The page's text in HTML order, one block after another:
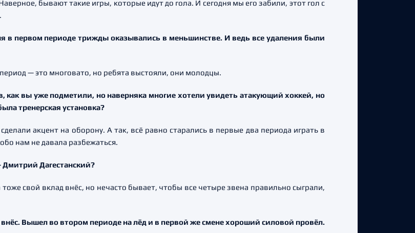
бывают такие игры, которые идут до гола. И сегодня мы его забили, этот гол с
в первом периоде трижды оказывались в меньшинстве. И ведь все удаления были
— это многовато, но ребята выстояли, они молодцы.
как вы уже подметили, но наверняка многие хотели увидеть атакующий хоккей, но
тренерская установка?
акцент на оборону. А так, всё равно старались в первые два периода играть в
нам не давала разбежаться.
Дмитрий Дагестанский?
свой вклад внёс, но нечасто бывает, чтобы все четыре звена правильно сыграли,
Вышел во втором периоде на лёд и в первой же смене хороший силовой провёл.